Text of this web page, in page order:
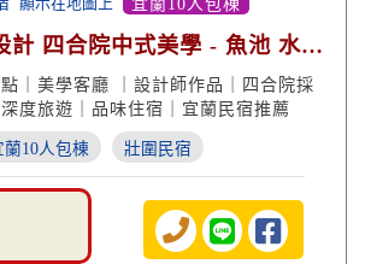
計 四合院中式美學 - 魚池 水畔
｜美學客廳 ｜設計師作品｜四合院採
度旅遊｜品味住宿｜宜蘭民宿推薦
蘭10人包棟 壯圍民宿